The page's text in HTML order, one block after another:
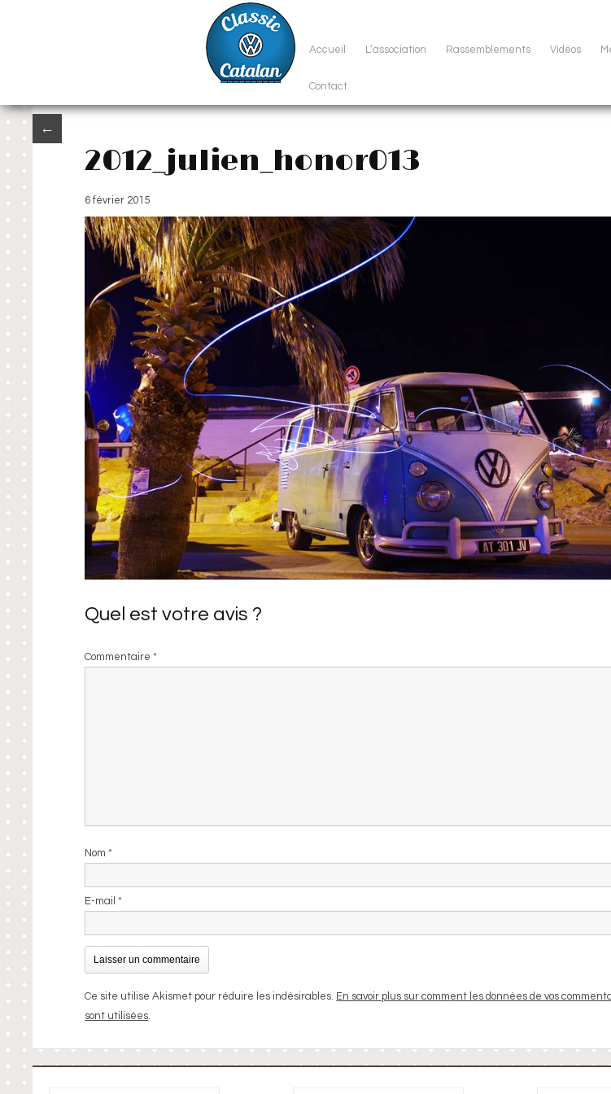
Accueil L’association Rassemblements Vidéos
Contact
←
2012_julien_honor013
6 février 2015
Quel est votre avis ?
Commentaire*
Nom*
E-mail*
Ce site utilise Akismet pour réduire les indésirables. En savoir plus sur comment les données de vos
sont utilisées.